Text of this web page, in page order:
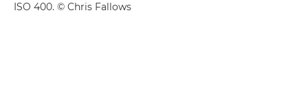
ISO 400. © Chris Fallows